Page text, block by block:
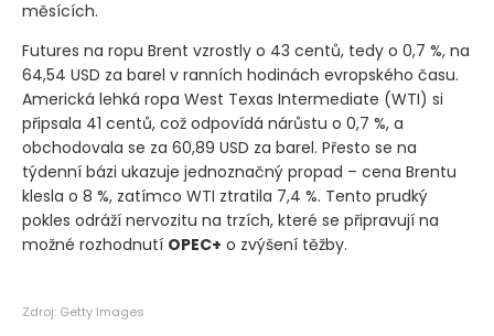
měsících.
Futures na ropu Brent vzrostly o 43 centů, tedy o 0,7 %, na
64,54 USD za barel v ranních hodinách evropského času.
Americká lehká ropa West Texas Intermediate (WTI) si
připsala 41 centů, což odpovídá nárůstu o 0,7 %, a
obchodovala se za 60,89 USD za barel. Přesto se na
týdenní bázi ukazuje jednoznačný propad – cena Brentu
klesla o 8 %, zatímco WTI ztratila 7,4 %. Tento prudký
pokles odráží nervozitu na trzích, které se připravují na
možné rozhodnutí OPEC+ o zvýšení těžby.
Zdroj: Getty Images